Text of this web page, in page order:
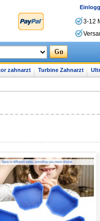
3-12
zahnarzt Turbine Zahnarzt